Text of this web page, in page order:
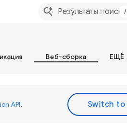
/
Веб-сборка ЕЩЁ
API.